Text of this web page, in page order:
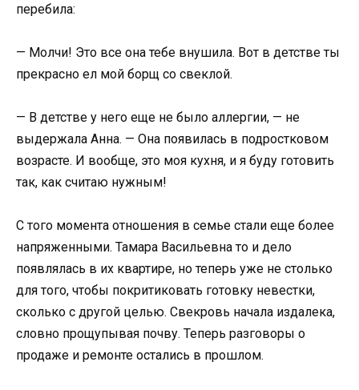
перебила:
— Молчи! Это все она тебе внушила. Вот в детстве ты
прекрасно ел мой борщ со свеклой.
— В детстве у него еще не было аллергии, — не
выдержала Анна. — Она появилась в подростковом
возрасте. И вообще, это моя кухня, и я буду готовить
так, как считаю нужным!
С того момента отношения в семье стали еще более
напряженными. Тамара Васильевна то и дело
появлялась в их квартире, но теперь уже не столько
для того, чтобы покритиковать готовку невестки,
сколько с другой целью. Свекровь начала издалека,
словно прощупывая почву. Теперь разговоры о
продаже и ремонте остались в прошлом.